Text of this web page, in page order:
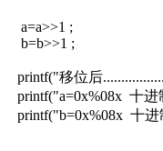
a=a>>1 ;
b=b>>1 ;
printf("移位后
printf("a=0x%08x 十进
printf("b=0x%08x 十进